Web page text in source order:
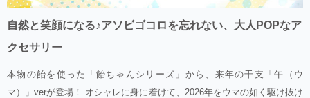
自然と笑顔になる♪アソビゴコロを忘れない、大人POPなア
クセサリー
本物の飴を使った「飴ちゃんシリーズ」から、来年の干支「午（ウ
マ）」verが登場！ オシャレに身に着けて、2026年をウマの如く駆け抜け